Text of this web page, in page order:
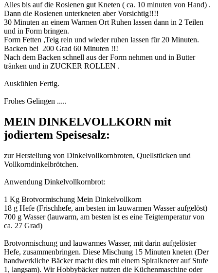
Alles bis auf die Rosienen gut Kneten ( ca. 10 minuten von Hand) .
Dann die Rosienen unterkneten aber Vorsichtig!!!!
30 Minuten an einem Warmen Ort Ruhen lassen dann in 2 Teilen
und in Form bringen.
Form Fetten ,Teig rein und wieder ruhen lassen für 20 Minuten.
Backen bei 200 Grad 60 Minuten !!!
Nach dem Backen schnell aus der Form nehmen und in Butter
tränken und in ZUCKER ROLLEN .
Auskühlen Fertig.
Frohes Gelingen .....
MEIN DINKELVOLLKORN mit
jodiertem Speisesalz:
zur Herstellung von Dinkelvollkornbroten, Quellstücken und
Vollkorndinkelbrötchen.
Anwendung Dinkelvollkornbrot:
1 Kg Brotvormischung Mein Dinkelvollkorn
18 g Hefe (Frischhefe, am besten im lauwarmen Wasser aufgelöst)
700 g Wasser (lauwarm, am besten ist es eine Teigtemperatur von
ca. 27 Grad)
Brotvormischung und lauwarmes Wasser, mit darin aufgelöster
Hefe, zusammenbringen. Diese Mischung 15 Minuten kneten (Der
handwerkliche Bäcker macht dies mit einem Spiralkneter auf Stufe
1, langsam). Wir Hobbybäcker nutzen die Küchenmaschine oder